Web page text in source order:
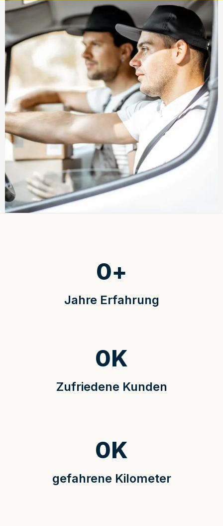
Jahre Erfahrung
0+
Zufriedene Kunden
0K
gefahrene Kilometer
0K